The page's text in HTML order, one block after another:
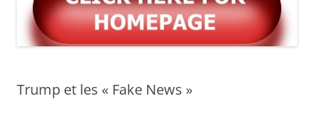
Trump et les « Fake News »